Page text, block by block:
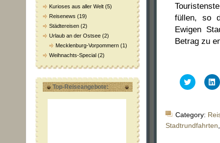
Kurioses aus aller Welt (5)
Reisenews (19)
Städtereisen (2)
Urlaub an der Ostsee (2)
Mecklenburg-Vorpommern (1)
Weihnachts-Special (2)
Top-Reiseangebote:
füllen, so
Ewigen
Betrag zu
Klick,
um
teilen
(Wird
in
Category:
Stadtrundfahrten